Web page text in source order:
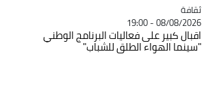
Catégorie
ثقافة
08/08/2026 - 19:00
اقبال كبير على فعاليات البرنامج الوطني
"سينما الهواء الطلق للشباب"